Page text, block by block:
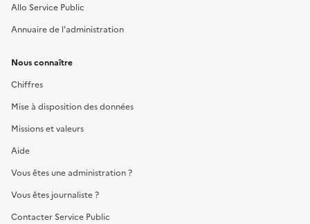
Allo Service Public
Annuaire de l'administration
Nous connaître
Chiffres
Mise à disposition des données
Missions et valeurs
Aide
Vous êtes une administration ?
Vous êtes journaliste ?
Contacter Service Public